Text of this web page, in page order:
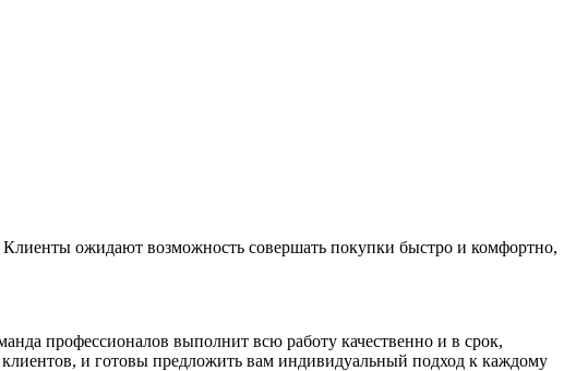
ожидают возможность совершать покупки быстро и комфортно,
профессионалов выполнит всю работу качественно и в срок,
и готовы предложить вам индивидуальный подход к каждому